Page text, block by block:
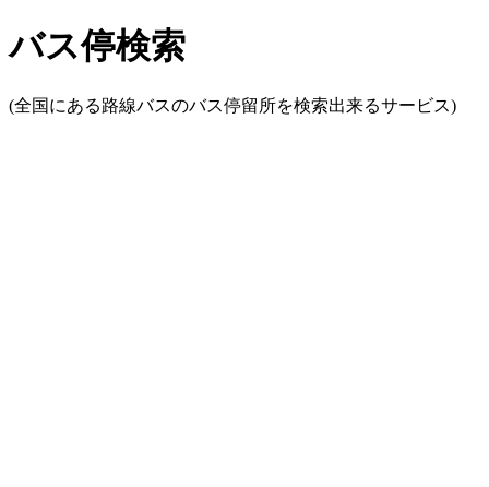
バス停検索
(全国にある路線バスのバス停留所を検索出来るサービス)